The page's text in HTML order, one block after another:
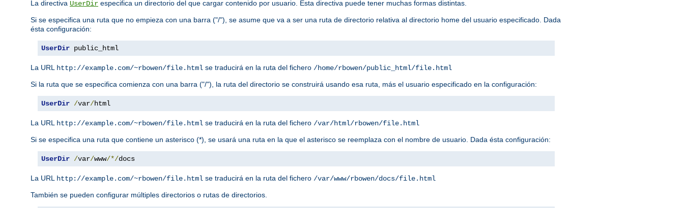
La directiva UserDir especifica un directorio del que cargar contenido por usuario. Esta directiva puede tener muchas formas distintas.
Si se especifica una ruta que no empieza con una barra ("/"), se asume que va a ser una ruta de directorio relativa al directorio home del usuario especificado. Dada
ésta configuración:
UserDir public_html
La URL http://example.com/~rbowen/file.html se traducirá en la ruta del fichero /home/rbowen/public_html/file.html
Si la ruta que se especifica comienza con una barra ("/"), la ruta del directorio se construirá usando esa ruta, más el usuario especificado en la configuración:
UserDir /var/html
La URL http://example.com/~rbowen/file.html se traducirá en la ruta del fichero /var/html/rbowen/file.html
Si se especifica una ruta que contiene un asterisco (*), se usará una ruta en la que el asterisco se reemplaza con el nombre de usuario. Dada ésta configuración:
UserDir /var/www/*/docs
La URL http://example.com/~rbowen/file.html se traducirá en la ruta del fichero /var/www/rbowen/docs/file.html
También se pueden configurar múltiples directorios o rutas de directorios.